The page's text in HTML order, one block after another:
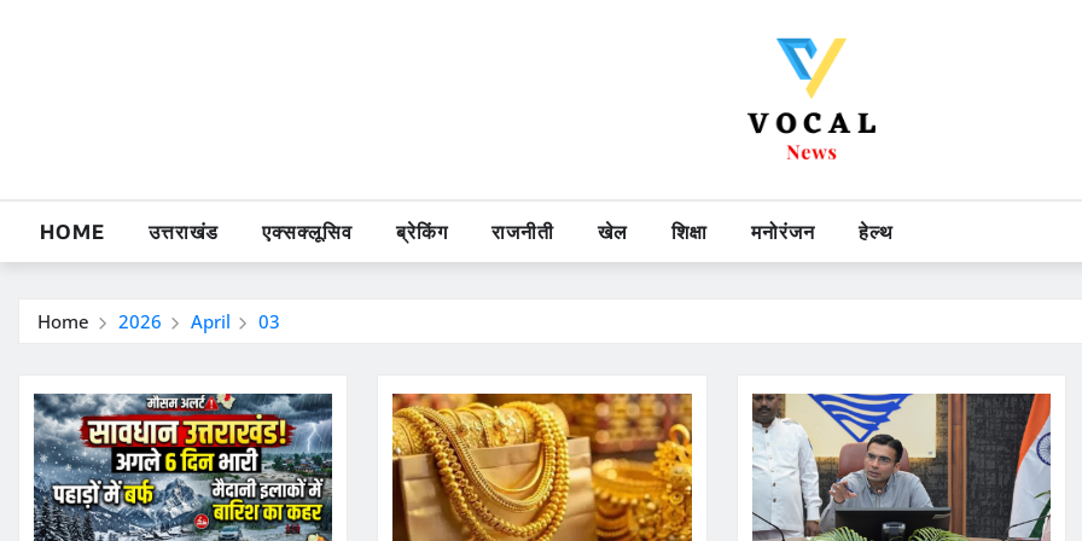
HOME उत्तराखंड एक्सक्लूसिव ब्रेकिंग राजनीती खेल शिक्षा मनोरंजन हेल्थ
Home 2026 April 03